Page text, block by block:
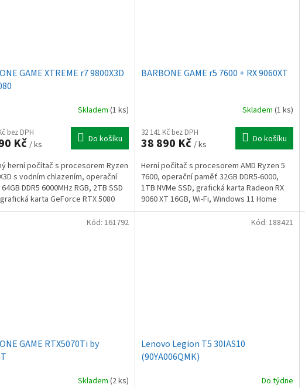
GAME XTREME r7 9800X3D
Skladem (1 ks)
bez DPH
Kč/ ks Do košíku
herní počítač s procesorem Ryzen
s vodním chlazením, operační
DDR5 6000MHz RGB, 2TB SSD
karta GeForce RTX 5080
BT,...
BARBONE GAME r5 7600 + RX 9060XT
Skladem (1 ks)
32 141 Kč bez DPH
38 890 Kč / ks Do košíku
Herní počítač s procesorem AMD Ryzen 5
7600, operační paměť 32GB DDR5-6000,
1TB NVMe SSD, grafická karta Radeon RX
9060 XT 16GB, Wi-Fi, Windows 11 Home
GAME RTX5070Ti by
Skladem (2 ks)
Kód: 161792
Lenovo Legion T5 30IAS10
(90YA006QMK)
Do týdne
Kód: 188421